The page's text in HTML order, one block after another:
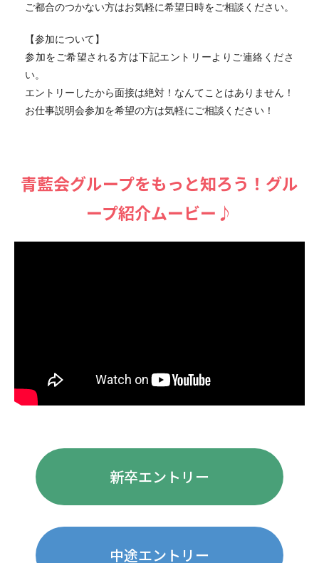
ご都合のつかない方はお気軽に希望日時をご相談ください。
【参加について】
参加をご希望される方は下記エントリーよりご連絡くださ
い。
エントリーしたから面接は絶対！なんてことはありません！
お仕事説明会参加を希望の方は気軽にご相談ください！
⻘藍会グループをもっと知ろう！グル
ープ紹介ムービー♪